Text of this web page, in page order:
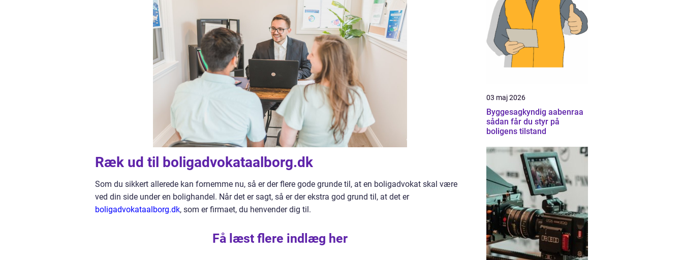
Ræk ud til boligadvokataalborg.dk
Som du sikkert allerede kan fornemme nu, så er der flere gode grunde til, at en boligadvokat skal være
ved din side under en bolighandel. Når det er sagt, så er der ekstra god grund til, at det er
boligadvokataalborg.dk, som er firmaet, du henvender dig til.
Få læst flere indlæg her
03 maj 2026
Byggesagkyndig aabenraa
sådan får du styr på
boligens tilstand